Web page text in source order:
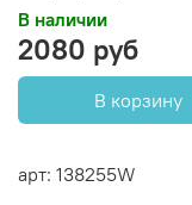
В наличии
2080 руб
В корзину
арт: 138255W